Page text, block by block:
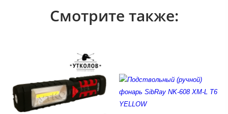
Смотрите также: